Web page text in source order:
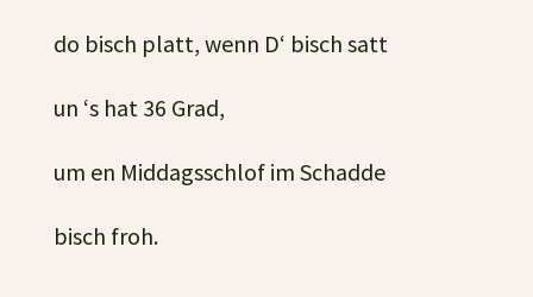
do bisch platt, wenn D‘ bisch satt
un ‘s hat 36 Grad,
um en Middagsschlof im Schadde
bisch froh.